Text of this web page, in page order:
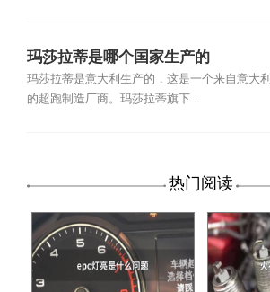
玛莎拉蒂是哪个国家生产的
玛莎拉蒂是意大利生产的，这是一个来自意大利
的超跑制造厂商。玛莎拉蒂旗下...
热门阅读